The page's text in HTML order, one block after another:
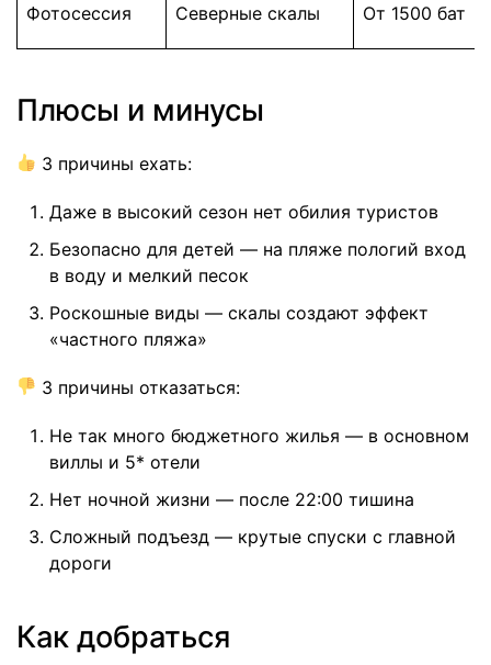
Фотосессия Северные скалы От 1500 бат
Плюсы и минусы
3 причины ехать:
Даже в высокий сезон нет обилия туристов
Безопасно для детей — на пляже пологий вход
в воду и мелкий песок
Роскошные виды — скалы создают эффект
«частного пляжа»
3 причины отказаться:
Не так много бюджетного жилья — в основном
виллы и 5* отели
Нет ночной жизни — после 22:00 тишина
Сложный подъезд — крутые спуски с главной
дороги
Как добраться